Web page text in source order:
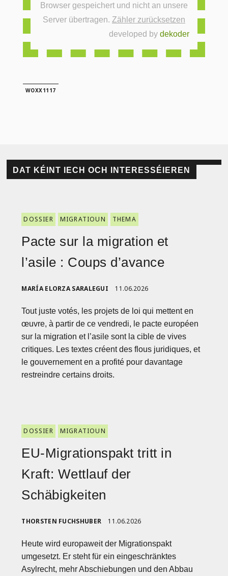
Browser gespeichert und nicht an unsere
Server übertragen. Zähler zurücksetzen
developed bydekoder
WOXX1117
DAT KÉINT IECH OCH INTERESSÉIEREN
DOSSIER MIGRATIOUN THEMA
Pacte sur la migration et
l’asile : Coups d’avance
MARÍA ELORZA SARALEGUI 11.06.2026
Tout juste votés, les projets de loi qui mettent en
œuvre, à partir de ce vendredi, le pacte européen
sur la migration et l’asile sont la cible de vives
critiques. Les textes créent des flous juridiques, et
le gouvernement en a profité pour davantage
restreindre certains droits.
DOSSIER MIGRATIOUN
EU-Migrationspakt tritt in
Kraft: Wettlauf der
Schäbigkeiten
THORSTEN FUCHSHUBER 11.06.2026
Heute wird europaweit der Migrationspakt
umgesetzt. Er steht für ein eingeschränktes
Asylrecht, mehr Abschiebungen und den Abbau